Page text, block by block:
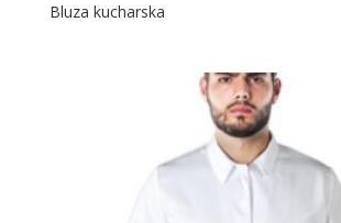
Bluza kucharska